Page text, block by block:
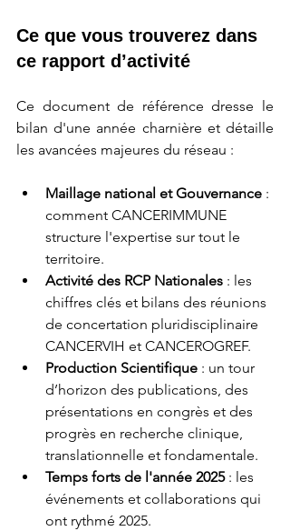
Ce que vous trouverez dans
ce rapport d’activité
Ce document de référence dresse le
bilan d'une année charnière et détaille
les avancées majeures du réseau :
Maillage national et Gouvernance :
comment CANCERIMMUNE
structure l'expertise sur tout le
territoire.
Activité des RCP Nationales : les
chiffres clés et bilans des réunions
de concertation pluridisciplinaire
CANCERVIH et CANCEROGREF.
Production Scientifique : un tour
d’horizon des publications, des
présentations en congrès et des
progrès en recherche clinique,
translationnelle et fondamentale.
Temps forts de l'année 2025 : les
événements et collaborations qui
ont rythmé 2025.